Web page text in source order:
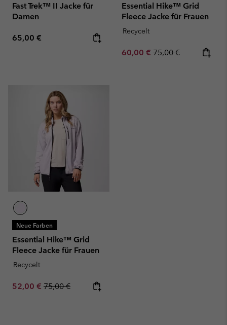
Fast Trek™ II Jacke für
Damen
Regular price:
65,00 €
Essential Hike™ Grid
Fleece Jacke für Frauen
Recycelt
Sale price:
60,00 € Regular price:
75,00 €
Neue Farben
Essential Hike™ Grid
Fleece Jacke für Frauen
Recycelt
Sale price:
52,00 € Regular price:
75,00 €